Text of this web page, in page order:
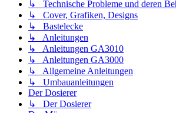
↳ Technische Probleme und deren
↳ Cover, Grafiken, Designs
↳ Bastelecke
↳ Anleitungen
↳ Anleitungen GA3010
↳ Anleitungen GA3000
↳ Allgemeine Anleitungen
↳ Umbauanleitungen
Der Dosierer
↳ Der Dosierer